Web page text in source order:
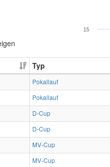
15
Typ
Pokallauf
Pokallauf
D-Cup
D-Cup
MV-Cup
MV-Cup